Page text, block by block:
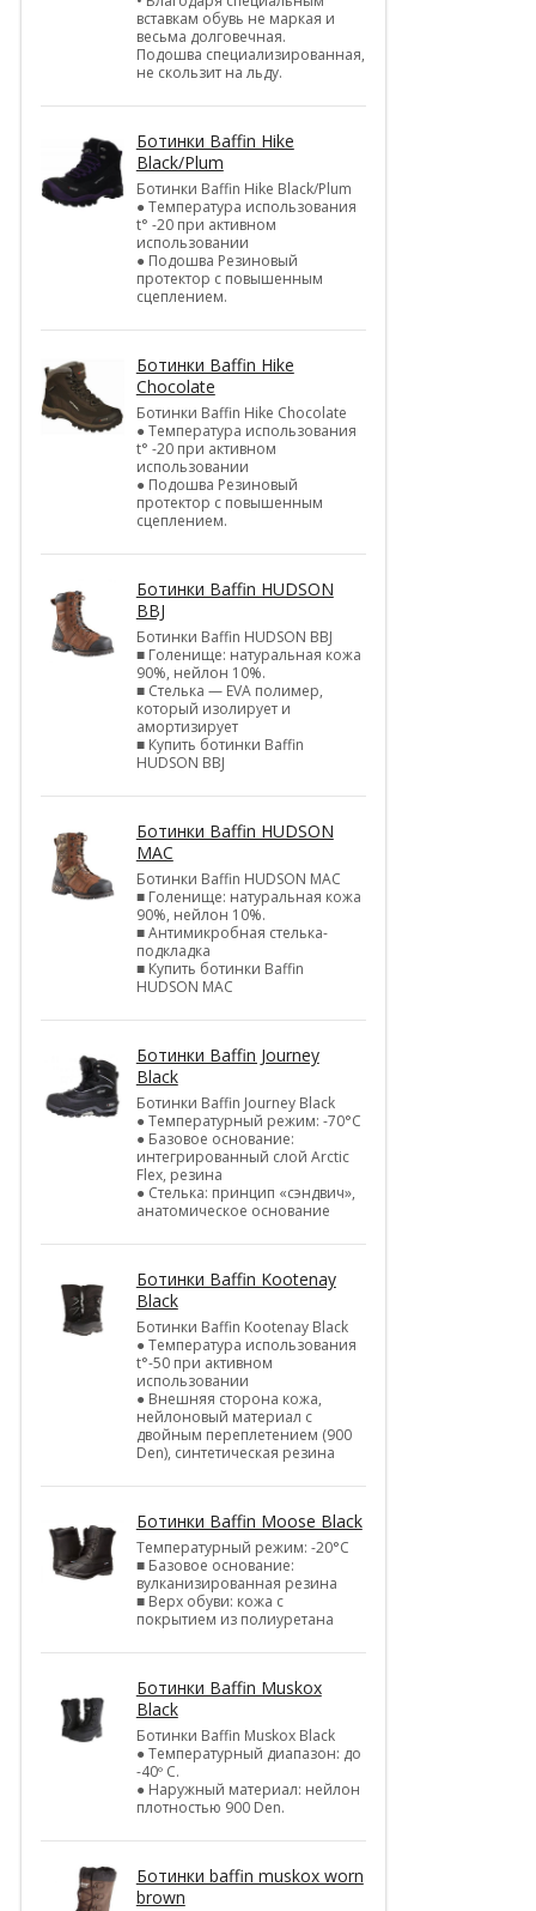
вставкам обувь не маркая и
весьма долговечная.
Подошва специализированная,
не скользит на льду.
Ботинки Baffin Hike
Black/Plum
Ботинки Baffin Hike Black/Plum
● Температура использования
t° -20 при активном
использовании
● Подошва Резиновый
протектор с повышенным
сцеплением.
Ботинки Baffin Hike
Chocolate
Ботинки Baffin Hike Chocolate
● Температура использования
t° -20 при активном
использовании
● Подошва Резиновый
протектор с повышенным
сцеплением.
Ботинки Baffin HUDSON
BBJ
Ботинки Baffin HUDSON BBJ
■ Голенище: натуральная кожа
90%, нейлон 10%.
■ Стелька — EVA полимер,
который изолирует и
амортизирует
■ Купить ботинки Baffin
HUDSON BBJ
Ботинки Baffin HUDSON
MAC
Ботинки Baffin HUDSON MAC
■ Голенище: натуральная кожа
90%, нейлон 10%.
■ Антимикробная стелька-
подкладка
■ Купить ботинки Baffin
HUDSON MAC
Ботинки Baffin Journey
Black
Ботинки Baffin Journey Black
● Температурный режим: -70°С
● Базовое основание:
интегрированный слой Arctic
Flex, резина
● Стелька: принцип «сэндвич»,
анатомическое основание
Ботинки Baffin Kootenay
Black
Ботинки Baffin Kootenay Black
● Температура использования
t°-50 при активном
использовании
● Внешняя сторона кожа,
нейлоновый материал с
двойным переплетением (900
Den), синтетическая резина
Ботинки Baffin Moose Black
Температурный режим: -20°С
■ Базовое основание:
вулканизированная резина
■ Верх обуви: кожа с
покрытием из полиуретана
Ботинки Baffin Muskox
Black
Ботинки Baffin Muskox Black
● Температурный диапазон: до
-40º C.
● Наружный материал: нейлон
плотностью 900 Den.
Ботинки baffin muskox worn
brown